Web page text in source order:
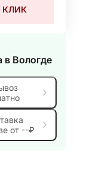
КЛИК
в Вологде
от --₽